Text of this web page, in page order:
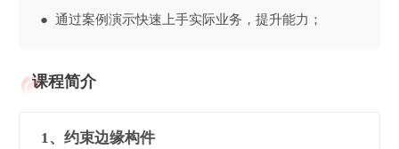
● 通过案例演示快速上手实际业务，提升能力；
课程简介
1、约束边缘构件